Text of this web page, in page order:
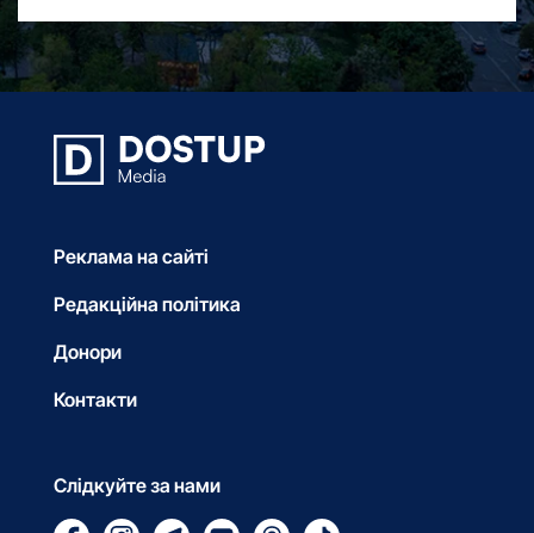
Реклама на сайті
Редакційна політика
Донори
Контакти
Слідкуйте за нами